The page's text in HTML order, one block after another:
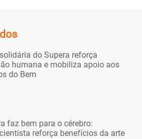
do Supera reforça
humana e mobiliza apoio aos
do Bem
faz bem para o cérebro:
reforça benefícios da arte